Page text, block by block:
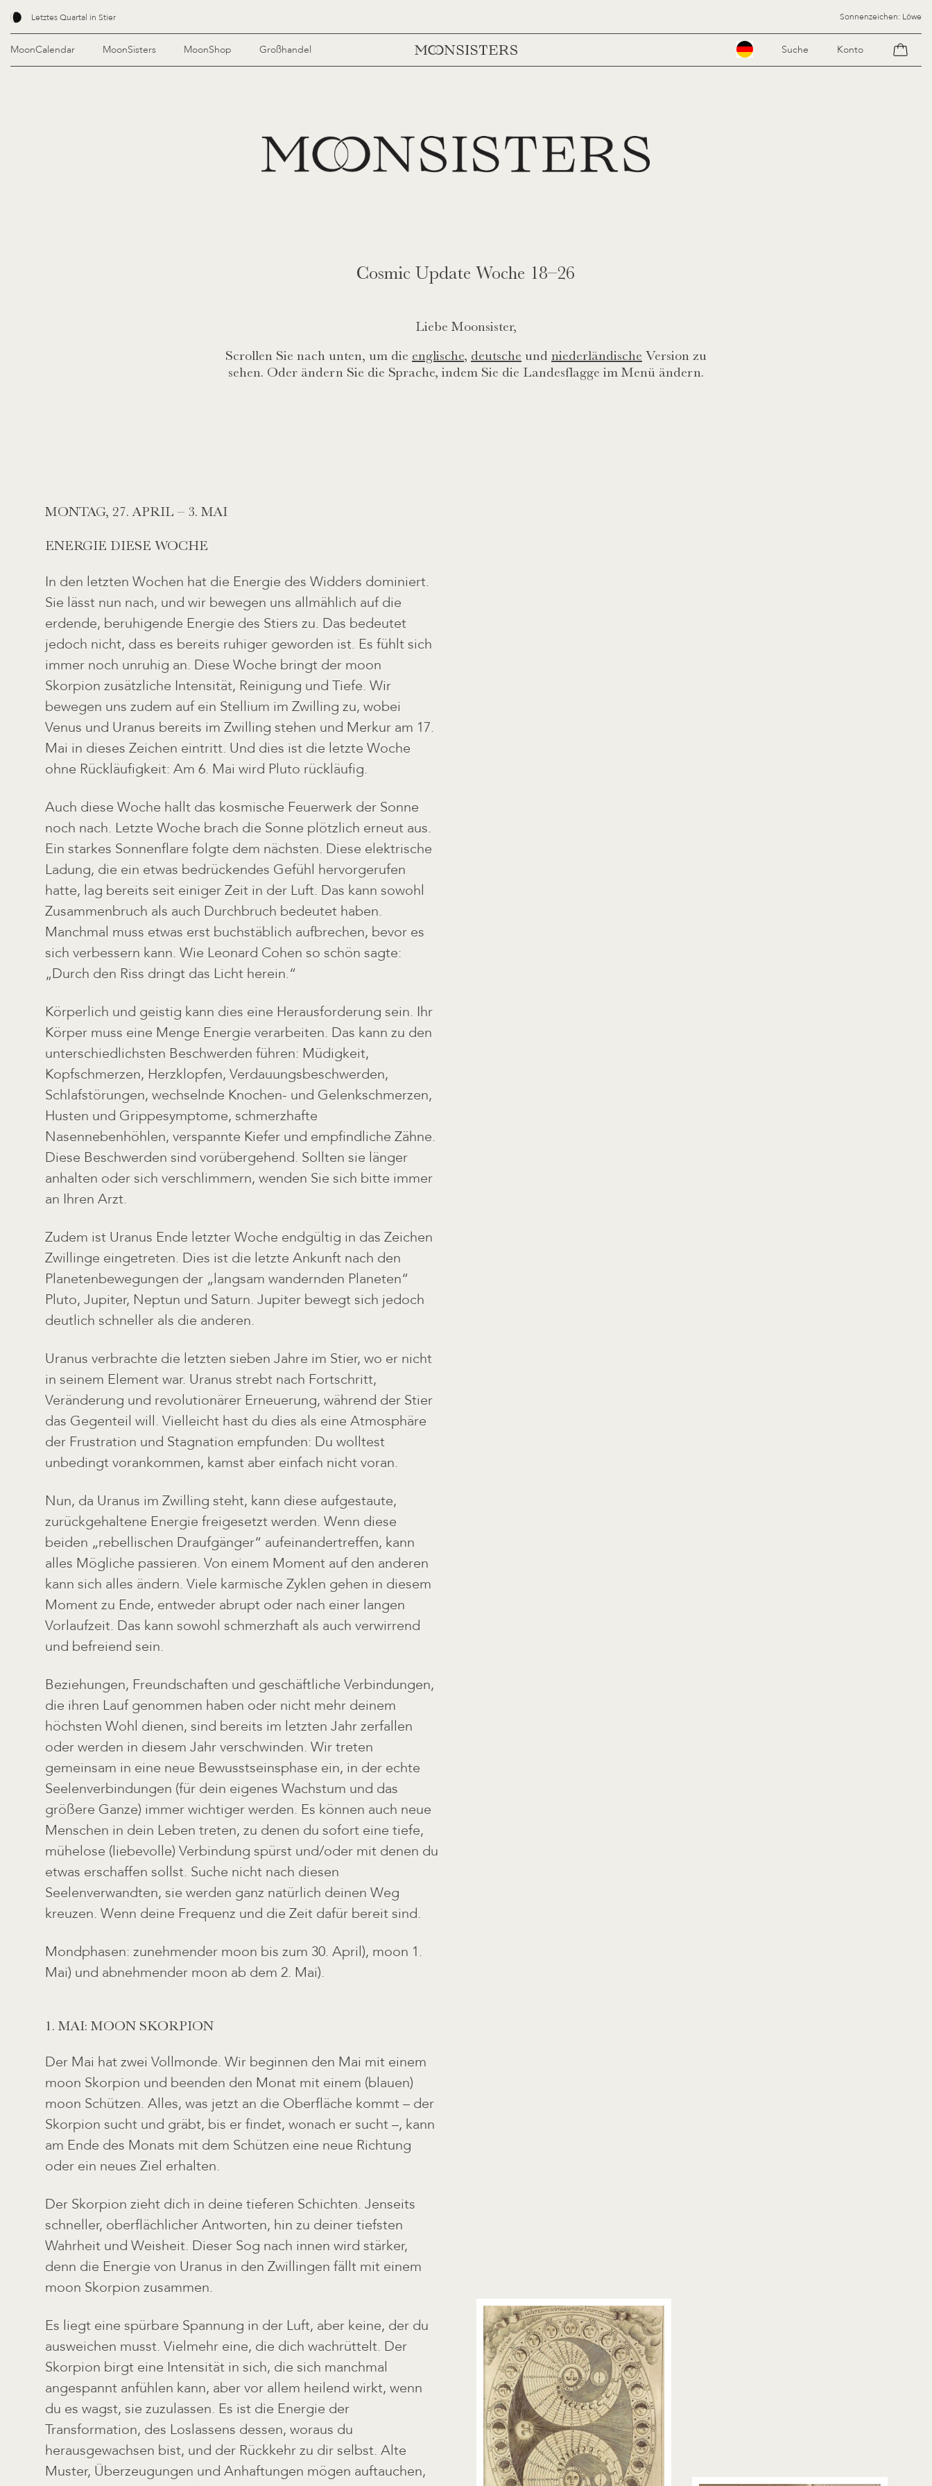
Letztes Quartal in Stier Sonnenzeichen: Löwe
MoonCalendar MoonSisters MoonShop Großhandel Suche Konto
Cosmic Update Woche 18–26
Liebe Moonsister,
Scrollen Sie nach unten, um die englische, deutsche und niederländische Version zu
sehen. Oder ändern Sie die Sprache, indem Sie die Landesflagge im Menü ändern.
MONTAG, 27. APRIL – 3. MAI
ENERGIE DIESE WOCHE
In den letzten Wochen hat die Energie des Widders dominiert.
Sie lässt nun nach, und wir bewegen uns allmählich auf die
erdende, beruhigende Energie des Stiers zu. Das bedeutet
jedoch nicht, dass es bereits ruhiger geworden ist. Es fühlt sich
immer noch unruhig an. Diese Woche bringt der moon
Skorpion zusätzliche Intensität, Reinigung und Tiefe. Wir
bewegen uns zudem auf ein Stellium im Zwilling zu, wobei
Venus und Uranus bereits im Zwilling stehen und Merkur am 17.
Mai in dieses Zeichen eintritt. Und dies ist die letzte Woche
ohne Rückläufigkeit: Am 6. Mai wird Pluto rückläufig.
Auch diese Woche hallt das kosmische Feuerwerk der Sonne
noch nach. Letzte Woche brach die Sonne plötzlich erneut aus.
Ein starkes Sonnenflare folgte dem nächsten. Diese elektrische
Ladung, die ein etwas bedrückendes Gefühl hervorgerufen
hatte, lag bereits seit einiger Zeit in der Luft. Das kann sowohl
Zusammenbruch als auch Durchbruch bedeutet haben.
Manchmal muss etwas erst buchstäblich aufbrechen, bevor es
sich verbessern kann. Wie Leonard Cohen so schön sagte:
„Durch den Riss dringt das Licht herein.“
Körperlich und geistig kann dies eine Herausforderung sein. Ihr
Körper muss eine Menge Energie verarbeiten. Das kann zu den
unterschiedlichsten Beschwerden führen: Müdigkeit,
Kopfschmerzen, Herzklopfen, Verdauungsbeschwerden,
Schlafstörungen, wechselnde Knochen- und Gelenkschmerzen,
Husten und Grippesymptome, schmerzhafte
Nasennebenhöhlen, verspannte Kiefer und empfindliche Zähne.
Diese Beschwerden sind vorübergehend. Sollten sie länger
anhalten oder sich verschlimmern, wenden Sie sich bitte immer
an Ihren Arzt.
Zudem ist Uranus Ende letzter Woche endgültig in das Zeichen
Zwillinge eingetreten. Dies ist die letzte Ankunft nach den
Planetenbewegungen der „langsam wandernden Planeten“
Pluto, Jupiter, Neptun und Saturn. Jupiter bewegt sich jedoch
deutlich schneller als die anderen.
Uranus verbrachte die letzten sieben Jahre im Stier, wo er nicht
in seinem Element war. Uranus strebt nach Fortschritt,
Veränderung und revolutionärer Erneuerung, während der Stier
das Gegenteil will. Vielleicht hast du dies als eine Atmosphäre
der Frustration und Stagnation empfunden: Du wolltest
unbedingt vorankommen, kamst aber einfach nicht voran.
Nun, da Uranus im Zwilling steht, kann diese aufgestaute,
zurückgehaltene Energie freigesetzt werden. Wenn diese
beiden „rebellischen Draufgänger“ aufeinandertreffen, kann
alles Mögliche passieren. Von einem Moment auf den anderen
kann sich alles ändern. Viele karmische Zyklen gehen in diesem
Moment zu Ende, entweder abrupt oder nach einer langen
Vorlaufzeit. Das kann sowohl schmerzhaft als auch verwirrend
und befreiend sein.
Beziehungen, Freundschaften und geschäftliche Verbindungen,
die ihren Lauf genommen haben oder nicht mehr deinem
höchsten Wohl dienen, sind bereits im letzten Jahr zerfallen
oder werden in diesem Jahr verschwinden. Wir treten
gemeinsam in eine neue Bewusstseinsphase ein, in der echte
Seelenverbindungen (für dein eigenes Wachstum und das
größere Ganze) immer wichtiger werden. Es können auch neue
Menschen in dein Leben treten, zu denen du sofort eine tiefe,
mühelose (liebevolle) Verbindung spürst und/oder mit denen du
etwas erschaffen sollst. Suche nicht nach diesen
Seelenverwandten, sie werden ganz natürlich deinen Weg
kreuzen. Wenn deine Frequenz und die Zeit dafür bereit sind.
Mondphasen: zunehmender moon bis zum 30. April), moon 1.
Mai) und abnehmender moon ab dem 2. Mai).
1. MAI: MOON SKORPION
Der Mai hat zwei Vollmonde. Wir beginnen den Mai mit einem
moon Skorpion und beenden den Monat mit einem (blauen)
moon Schützen. Alles, was jetzt an die Oberfläche kommt – der
Skorpion sucht und gräbt, bis er findet, wonach er sucht –, kann
am Ende des Monats mit dem Schützen eine neue Richtung
oder ein neues Ziel erhalten.
Der Skorpion zieht dich in deine tieferen Schichten. Jenseits
schneller, oberflächlicher Antworten, hin zu deiner tiefsten
Wahrheit und Weisheit. Dieser Sog nach innen wird stärker,
denn die Energie von Uranus in den Zwillingen fällt mit einem
moon Skorpion zusammen.
Es liegt eine spürbare Spannung in der Luft, aber keine, der du
ausweichen musst. Vielmehr eine, die dich wachrüttelt. Der
Skorpion birgt eine Intensität in sich, die sich manchmal
angespannt anfühlen kann, aber vor allem heilend wirkt, wenn
du es wagst, sie zuzulassen. Es ist die Energie der
Transformation, des Loslassens dessen, woraus du
herausgewachsen bist, und der Rückkehr zu dir selbst. Alte
Muster, Überzeugungen und Anhaftungen mögen auftauchen,